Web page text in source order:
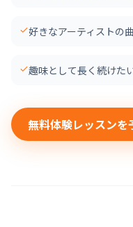
好きなアーティストの
趣味として長く続けた
無料体験レッスンを